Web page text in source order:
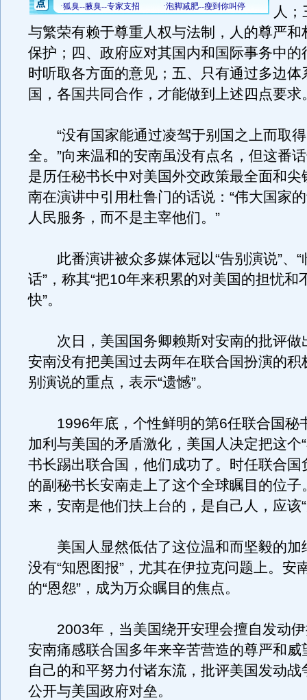
人
与繁荣有赖于尊重人权与法制，人的尊严和
保护；四、政府应对其国内和国际事务中的
时听取各方面的意见；五、只有通过多边体
国，各国共同合作，才能做到上述四点要求
“没有国家能通过凌驾于别国之上而取
全。”向来温和的安南虽没有点名，但这番
是历任秘书长中对美国外交政策最全面和尖
南在演讲中引用杜鲁门的话说：“伟大国家
人民服务，而不是主宰他们。”
此番演讲被众多媒体冠以“告别演说”、“
话”，称其“把10年来积累的对美国的担忧和
快”。
次日，美国国务卿赖斯对安南的批评做
安南没有把美国过去两年在联合国扮演的积
别演说的重点，表示“遗憾”。
1996年底，个性鲜明的第6任联合国秘
加利与美国的矛盾激化，美国人决定把这个
书长踢出联合国，他们成功了。时任联合国
的副秘书长安南走上了这个全球瞩目的位子
来，安南是他们扶上台的，是自己人，应该
美国人显然低估了这位温和而坚毅的加
没有“知恩图报”，尤其在伊拉克问题上。安
的“恩怨”，成为万众瞩目的焦点。
2003年，当美国绕开安理会擅自发动伊
安南痛感联合国多年来辛苦营造的尊严和威
自己的和平努力付诸东流，批评美国发动战
公开与美国政府对垒。